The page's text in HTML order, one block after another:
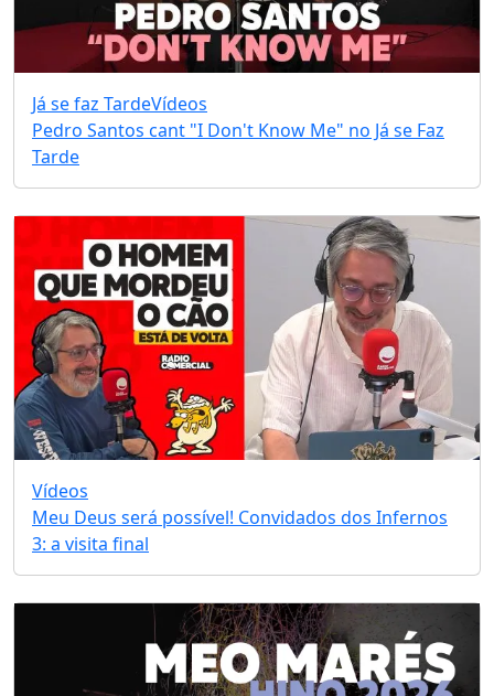
Já se faz TardeVídeos
Pedro Santos cant "I Don't Know Me" no Já se Faz
Tarde
Vídeos
Meu Deus será possível! Convidados dos Infernos
3: a visita final